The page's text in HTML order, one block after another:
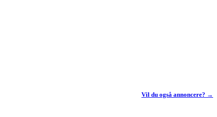
Vil du også annoncere? →